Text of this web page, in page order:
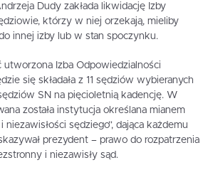
Dudy zakłada likwidację Izby
którzy w niej orzekają, mieliby
innej izby lub w stan spoczynku.
utworzona Izba Odpowiedzialności
się składała z 11 sędziów wybieranych
SN na pięcioletnią kadencję. W
została instytucja określana mianem
sędziego”, dająca każdemu
prezydent – prawo do rozpatrzenia
i niezawisły sąd.